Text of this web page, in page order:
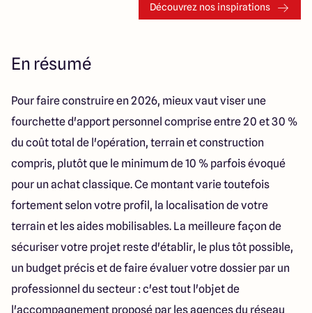
Découvrez nos inspirations
En résumé
Pour faire construire en 2026, mieux vaut viser une
fourchette d'apport personnel comprise entre 20 et 30 %
du coût total de l'opération, terrain et construction
compris, plutôt que le minimum de 10 % parfois évoqué
pour un achat classique. Ce montant varie toutefois
fortement selon votre profil, la localisation de votre
terrain et les aides mobilisables. La meilleure façon de
sécuriser votre projet reste d'établir, le plus tôt possible,
un budget précis et de faire évaluer votre dossier par un
professionnel du secteur : c'est tout l'objet de
l'accompagnement proposé par les agences du réseau